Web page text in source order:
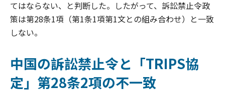
てはならない、と判断した。したがって、訴訟禁止令政
策は第28条1項（第1条1項第1文との組み合わせ）と一致
しない。
中国の訴訟禁止令と「TRIPS協
定」第28条2項の不一致